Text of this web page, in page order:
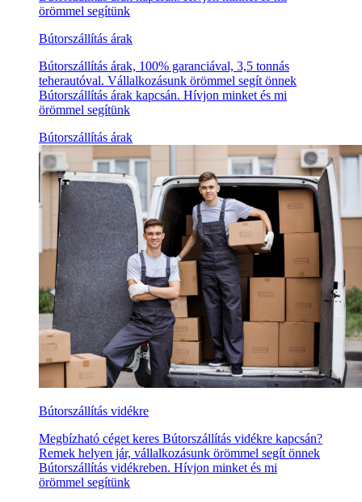
örömmel segítünk
Bútorszállítás árak
Bútorszállítás árak, 100% garanciával, 3,5 tonnás
teherautóval. Vállalkozásunk örömmel segít önnek
Bútorszállítás árak kapcsán. Hívjon minket és mi
örömmel segítünk
Bútorszállítás árak
Bútorszállítás vidékre
Megbízható céget keres Bútorszállítás vidékre kapcsán?
Remek helyen jár, vállalkozásunk örömmel segít önnek
Bútorszállítás vidékreben. Hívjon minket és mi
örömmel segítünk